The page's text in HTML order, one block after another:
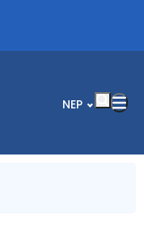
भाषा चयन गर्नुहोस्
NEP